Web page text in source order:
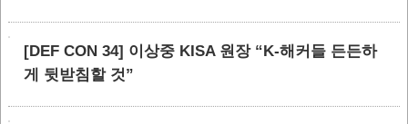
[DEF CON 34] 이상중 KISA 원장 “K-해커들 든든하
게 뒷받침할 것”